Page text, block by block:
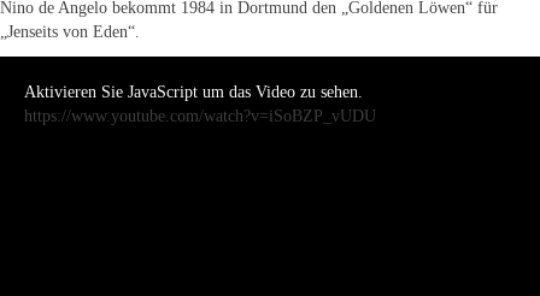
Nino de Angelo bekommt 1984 in Dortmund den „Goldenen Löwen“ für
„Jenseits von Eden“.
Aktivieren Sie JavaScript um das Video zu sehen.
https://www.youtube.com/watch?v=iSoBZP_vUDU